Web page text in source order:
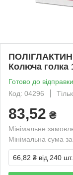
ПОЛІГЛАКТИН
Колюча голка
Готово до відправки
Код: 04296
83,52 ₴
Мінімальне
Мінімальна сума
66,82 ₴ від 240 шт.